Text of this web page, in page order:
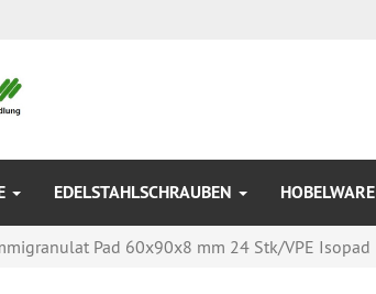
EDELSTAHLSCHRAUBEN HOBELWARE
Pad 60x90x8 mm 24 Stk/VPE Isopad